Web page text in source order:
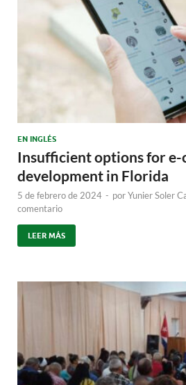
EN INGLÉS
Insufficient options for e-
development in Florida
5 de febrero de 2024 - porYunier Soler
comentario
LEER MÁS